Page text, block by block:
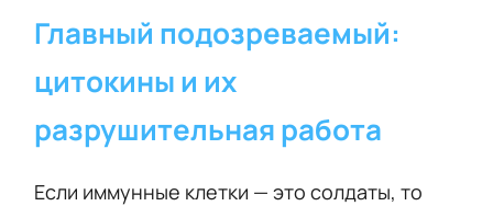
Главный подозреваемый:
цитокины и их
разрушительная работа
Если иммунные клетки — это солдаты, то